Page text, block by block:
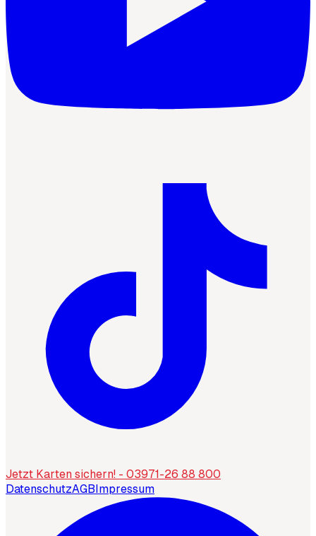
Jetzt Karten sichern! - 03971-26 88 800
DatenschutzAGBImpressum